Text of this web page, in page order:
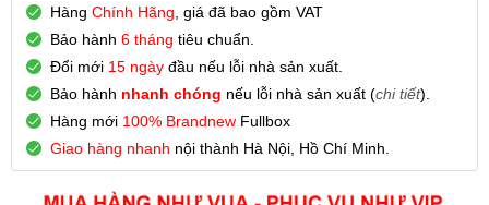
Hàng Chính Hãng , giá đã bao gồm VAT
Bảo hành 6 tháng tiêu chuẩn.
Đổi mới 15 ngày đầu nếu lỗi nhà sản xuất.
Bảo hành nhanh chóng nếu lỗi nhà sản xuất (chi tiết).
Hàng mới 100% Brandnew Fullbox
Giao hàng nhanh nội thành Hà Nội, Hồ Chí Minh.